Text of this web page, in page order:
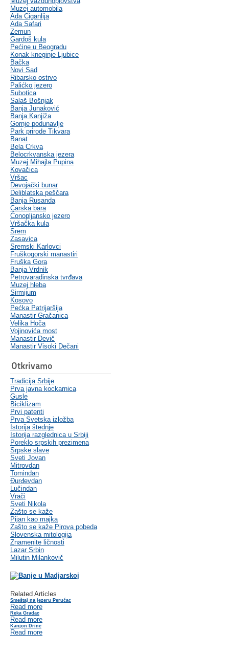
Muzej automobila
Ada Ciganlija
Ada Safari
Zemun
Gardoš kula
Pećine u Beogradu
Konak kneginje Ljubice
Bačka
Novi Sad
Ribarsko ostrvo
Palićko jezero
Subotica
Salaš Bošnjak
Banja Junaković
Banja Kanjiža
Gornje podunavlje
Park prirode Tikvara
Banat
Bela Crkva
Belocrkvanska jezera
Muzej Mihajla Pupina
Kovačica
Vršac
Devojački bunar
Deliblatska peščara
Banja Rusanda
Carska bara
Čonopljansko jezero
Vršačka kula
Srem
Zasavica
Sremski Karlovci
Fruškogorski manastiri
Fruška Gora
Banja Vrdnik
Petrovaradinska tvrđava
Muzej hleba
Sirmijum
Kosovo
Pećka Patrijaršija
Manastir Gračanica
Velika Hoča
Vojinovića most
Manastir Devič
Manastir Visoki Dečani
Otkrivamo
Tradicija Srbije
Prva javna kockarnica
Gusle
Biciklizam
Prvi patenti
Prva Svetska izložba
Istorija štednje
Istorija razglednica u Srbiji
Poreklo srpskih prezimena
Srpske slave
Sveti Jovan
Mitrovdan
Tomindan
Đurđevdan
Lučindan
Vrači
Sveti Nikola
Zašto se kaže
Pijan kao majka
Zašto se kaže Pirova pobeda
Slovenska mitologija
Znamenite ličnosti
Lazar Srbin
Milutin Milankovič
Related Articles
Smeštaj na jezeru Perućac
Read more
Reka Gradac
Read more
Kanjon Drine
Read more